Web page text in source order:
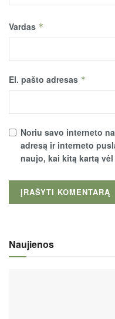
Vardas *
El. pašto adresas *
Noriu savo interneto
adresą ir interneto
naujo, kai kitą kartą
Naujienos